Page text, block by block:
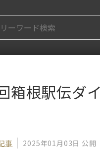
箱根駅伝ダ
事 2025年01月03日 公開